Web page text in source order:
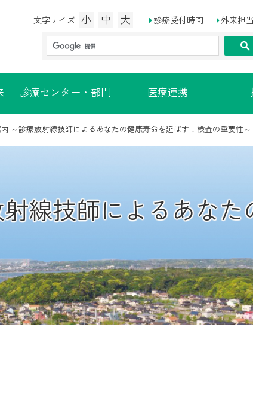
文字サイズ: 小 中 大 診療受付時間 外来担
診療センター・部門 医療連携
～診療放射線技師によるあなたの健康寿命を延ばす！検査の重要性～
線技師によるあな